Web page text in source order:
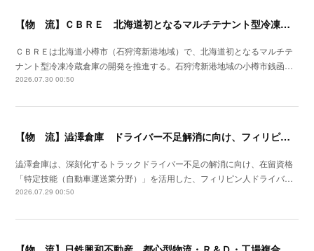
【物 流】ＣＢＲＥ 北海道初となるマルチテナント型冷凍冷蔵倉庫の開発を推進
ＣＢＲＥは北海道小樽市（石狩湾新港地域）で、北海道初となるマルチテ
ナント型冷凍冷蔵倉庫の開発を推進する。石狩湾新港地域の小樽市銭函…
2026.07.30 00:50
【物 流】澁澤倉庫 ドライバー不足解消に向け、フィリピンからの人材供給事業をスタート
澁澤倉庫は、深刻化するトラックドライバー不足の解消に向け、在留資格
「特定技能（自動車運送業分野）」を活用した、フィリピン人ドライバ…
2026.07.29 00:50